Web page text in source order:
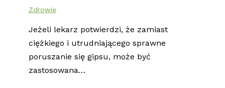
Zdrowie
Jeżeli lekarz potwierdzi, że zamiast
ciężkiego i utrudniającego sprawne
poruszanie się gipsu, może być
zastosowana…